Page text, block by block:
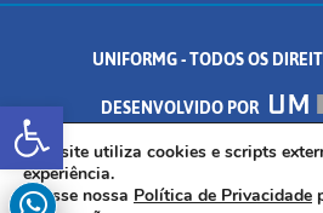
Abrir a barra de
UNIFORMG - TODOS OS
DESENVOLVIDO POR
AV. DR. ARNALDO DE SENNA, 328 -
35.574.530
Este site utiliza cookies e scripts
experiência.
Acesse nossa Política de Privacidade